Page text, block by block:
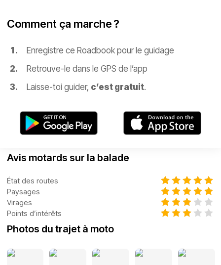
Comment ça marche ?
Enregistre ce Roadbook pour le guidage
Retrouve-le dans le GPS de l’app
Laisse-toi guider, c’est gratuit.
Avis motards sur la balade
État des routes
Paysages
Virages
Points d’intérêts
Photos du trajet à moto